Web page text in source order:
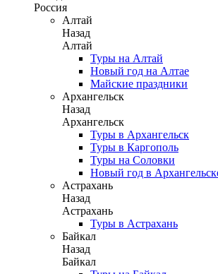
Россия
Алтай
Назад
Алтай
Туры на Алтай
Новый год на Алтае
Майские праздники
Архангельск
Назад
Архангельск
Туры в Архангельск
Туры в Каргополь
Туры на Соловки
Новый год в
Астрахань
Назад
Астрахань
Туры в Астрахань
Байкал
Назад
Байкал